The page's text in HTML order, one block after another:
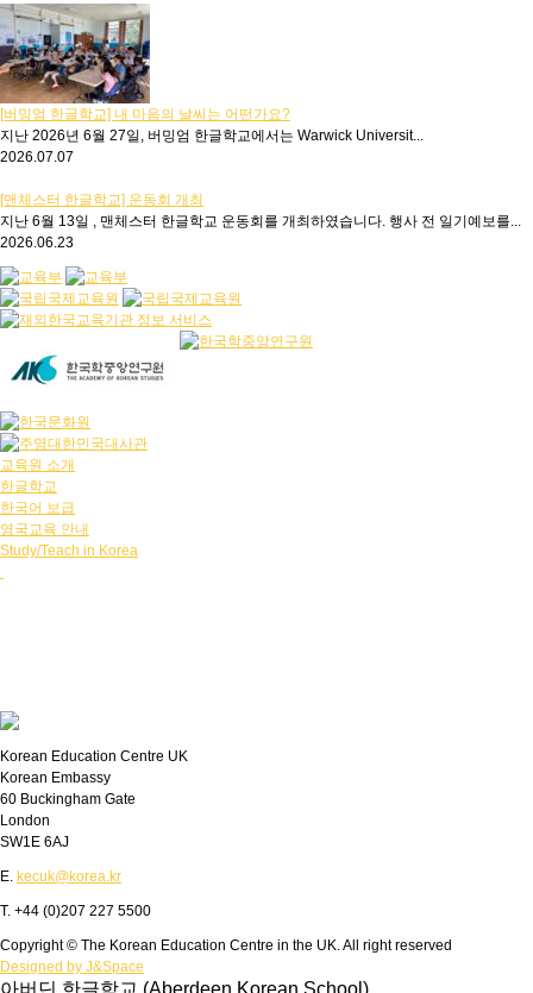
[버밍엄 한글학교] 내 마음의 날씨는 어떤가요?
지난 2026년 6월 27일, 버밍엄 한글학교에서는 Warwick Universit...
2026.07.07
[맨체스터 한글학교] 운동회 개최
지난 6월 13일 , 맨체스터 한글학교 운동회를 개최하였습니다. 행사 전 일기예보를...
2026.06.23
교육원 소개
한글학교
한국어 보급
영국교육 안내
Study/Teach in Korea
Korean Education Centre UK
Korean Embassy
60 Buckingham Gate
London
SW1E 6AJ
E. kecuk@korea.kr
T. +44 (0)207 227 5500
Copyright © The Korean Education Centre in the UK. All right reserved
Designed by J&Space
아버딘 한글학교 (Aberdeen Korean School)